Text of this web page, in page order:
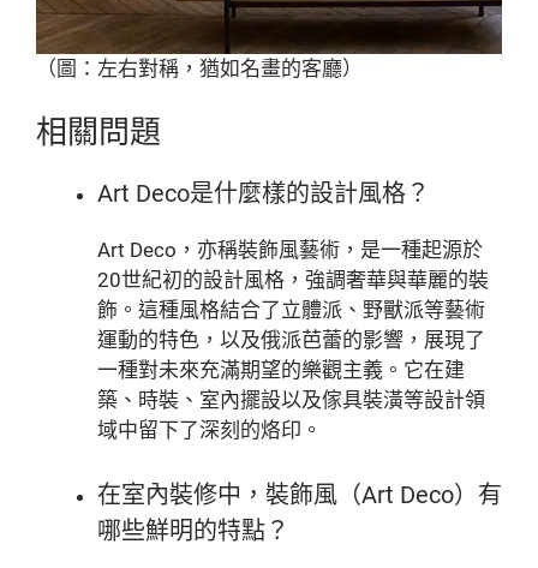
（圖：左右對稱，猶如名畫的客廳）
相關問題
Art Deco是什麼樣的設計風格？
Art Deco，亦稱裝飾風藝術，是一種起源於
20世紀初的設計風格，強調奢華與華麗的裝
飾。這種風格結合了立體派、野獸派等藝術
運動的特色，以及俄派芭蕾的影響，展現了
一種對未來充滿期望的樂觀主義。它在建
築、時裝、室內擺設以及傢具裝潢等設計領
域中留下了深刻的烙印。
在室內裝修中，裝飾風（Art Deco）有
哪些鮮明的特點？